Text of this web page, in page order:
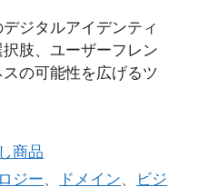
ジタルアイデンティ
肢、ユーザーフレン
の可能性を広げるツ
商品
ジー、 ドメイン、 ビジ